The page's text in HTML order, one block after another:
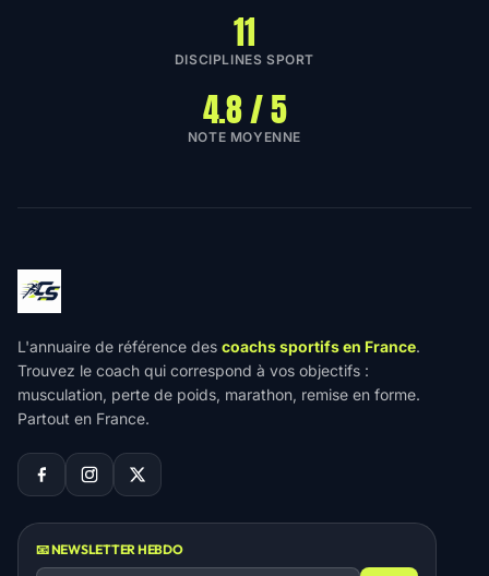
11
DISCIPLINES SPORT
4.8 / 5
NOTE MOYENNE
L'annuaire de référence des coachs sportifs en France.
Trouvez le coach qui correspond à vos objectifs :
musculation, perte de poids, marathon, remise en forme.
Partout en France.
📧 NEWSLETTER HEBDO